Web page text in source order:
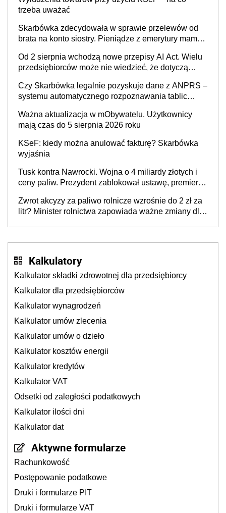
trzeba uważać
Skarbówka zdecydowała w sprawie przelewów od
brata na konto siostry. Pieniądze z emerytury mamy
będzie
Od 2 sierpnia wchodzą nowe przepisy AI Act. Wielu
przedsiębiorców może nie wiedzieć, że dotyczą
Czy Skarbówka legalnie pozyskuje dane z ANPRS –
systemu automatycznego rozpoznawania tablic
Ważna aktualizacja w mObywatelu. Użytkownicy
mają czas do 5 sierpnia 2026 roku
KSeF: kiedy można anulować fakturę? Skarbówka
wyjaśnia
Tusk kontra Nawrocki. Wojna o 4 miliardy złotych i
ceny paliw. Prezydent zablokował ustawę, premier
kierowców”
Zwrot akcyzy za paliwo rolnicze wzrośnie do 2 zł za
litr? Minister rolnictwa zapowiada ważne zmiany dla
Kalkulatory
Kalkulator składki zdrowotnej dla przedsiębiorcy
Kalkulator dla przedsiębiorców
Kalkulator wynagrodzeń
Kalkulator umów zlecenia
Kalkulator umów o dzieło
Kalkulator kosztów energii
Kalkulator kredytów
Kalkulator VAT
Odsetki od zaległości podatkowych
Kalkulator ilości dni
Kalkulator dat
Aktywne formularze
Rachunkowość
Postępowanie podatkowe
Druki i formularze PIT
Druki i formularze VAT